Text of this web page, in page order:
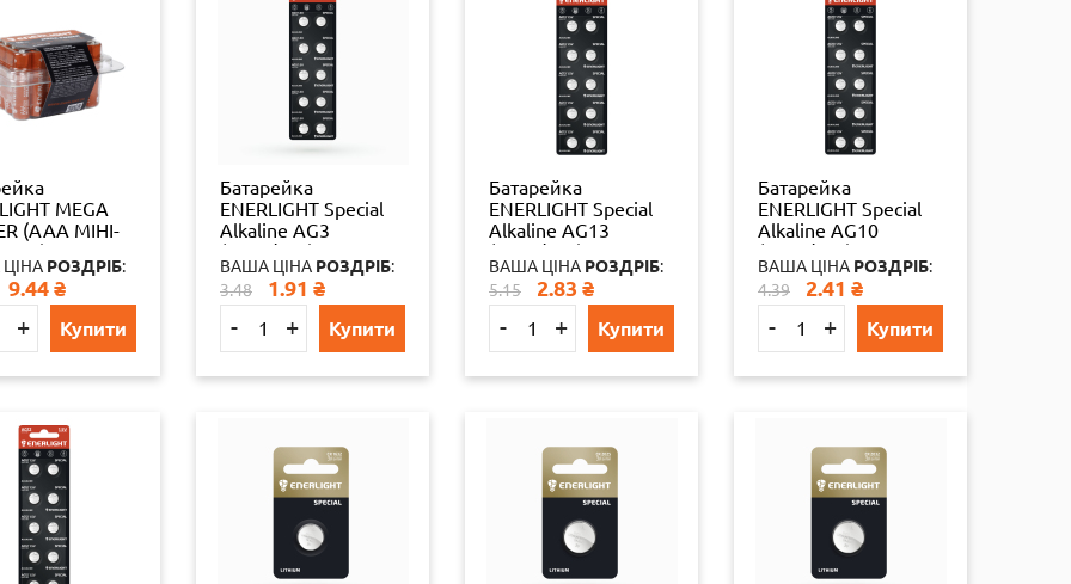
MEGA
(AAА МІНІ-
Пласт.
шт 65324
РОЗДРІБ:
9.44 ₴
+ Купити
Батарейка
ENERLIGHT Special
Alkaline AG3
(LR41/392) BLI10
65324
ВАША ЦІНА РОЗДРІБ:
3.48
1.91 ₴
- + Купити
Батарейка
ENERLIGHT Special
Alkaline AG13
(LR44/357) BLI10
65324
ВАША ЦІНА РОЗДРІБ:
5.15
2.83 ₴
- + Купити
Батарейка
ENERLIGHT Special
Alkaline AG10
(LR54/390) BLI10
65324
ВАША ЦІНА РОЗДРІБ:
4.39
2.41 ₴
- + Купити